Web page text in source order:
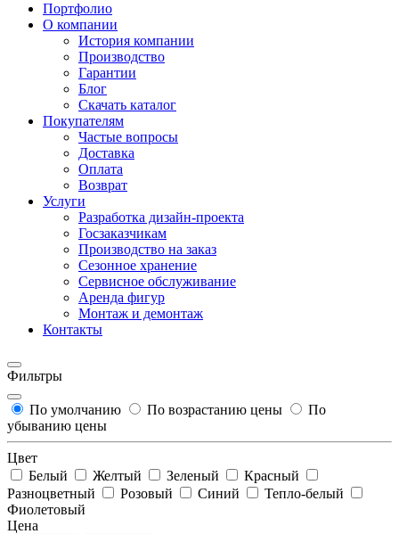
Портфолио
О компании
История компании
Производство
Гарантии
Блог
Скачать каталог
Покупателям
Частые вопросы
Доставка
Оплата
Возврат
Услуги
Разработка дизайн-проекта
Госзаказчикам
Производство на заказ
Сезонное хранение
Сервисное обслуживание
Аренда фигур
Монтаж и демонтаж
Контакты
Фильтры
По умолчанию По возрастанию цены
По
убыванию цены
Цвет
Белый
Желтый Зеленый
Красный
Разноцветный
Розовый Синий
Тепло-белый
Фиолетовый
Цена